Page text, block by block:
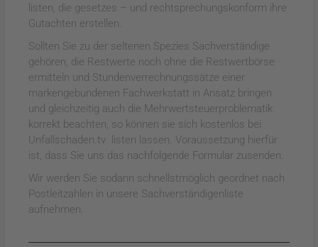
listen, die gesetzes – und rechtsprechungskonform ihre
Gutachten erstellen.
Sollten Sie zu der seltenen Spezies Sachverständige
gehören, die Restwerte noch ohne die Restwertbörse
ermitteln und Stundenverrechnungssätze einer
markengebundenen Fachwerkstatt in Ansatz bringen
und gleichzeitig auch die Mehrwertsteuerproblematik
korrekt beachten, so können sie sich kostenlos bei
Unfallschaden.tv listen lassen. Voraussetzung hierfür
ist, dass Sie uns das nachfolgende Formular zusenden.
Wir werden Sie sodann schnellstmöglich geordnet nach
Postleitzahlen in unsere Sachverständigenliste
aufnehmen.